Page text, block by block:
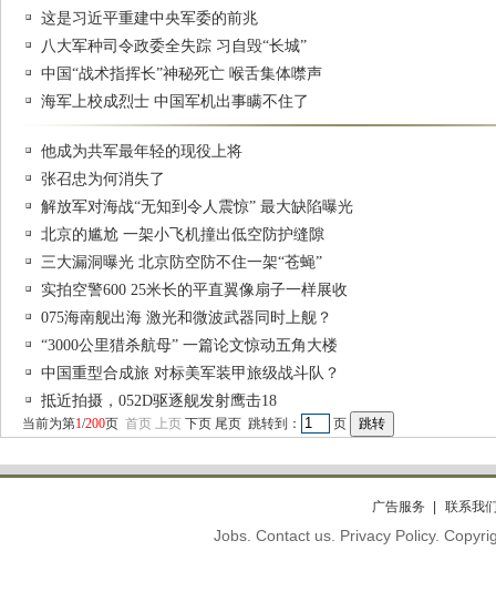
这是习近平重建中央军委的前兆
八大军种司令政委全失踪 习自毁“长城”
中国“战术指挥长”神秘死亡 喉舌集体噤声
海军上校成烈士 中国军机出事瞒不住了
他成为共军最年轻的现役上将
张召忠为何消失了
解放军对海战“无知到令人震惊” 最大缺陷曝光
北京的尴尬 一架小飞机撞出低空防护缝隙
三大漏洞曝光 北京防空防不住一架“苍蝇”
实拍空警600 25米长的平直翼像扇子一样展收
075海南舰出海 激光和微波武器同时上舰？
“3000公里猎杀航母” 一篇论文惊动五角大楼
中国重型合成旅 对标美军装甲旅级战斗队？
抵近拍摄，052D驱逐舰发射鹰击18
当前为第1/200页 首页 上页 下页 尾页 跳转到： 页
广告服务 联系我
Jobs. Contact us. Privacy Policy.